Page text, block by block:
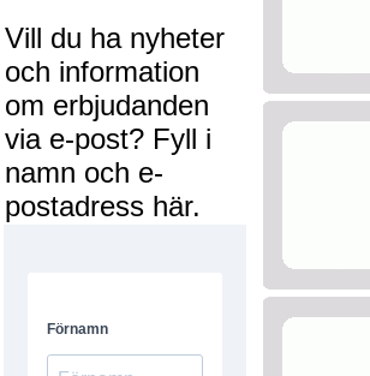
Vill du ha nyheter
och information
om erbjudanden
via e-post? Fyll i
namn och e-
postadress här.